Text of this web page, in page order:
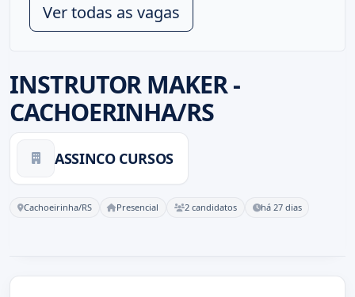
INSTRUTOR MAKER -
CACHOERINHA/RS
ASSINCO CURSOS
Cachoeirinha/RS Presencial 2 candidatos há 27 dias
Ver todas as vagas